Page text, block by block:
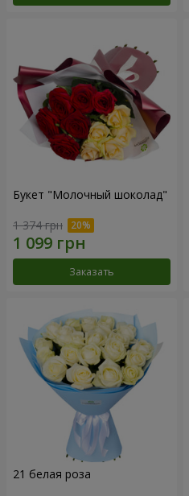
Букет "Молочный шоколад"
1 374 грн
Заказать
21 белая роза